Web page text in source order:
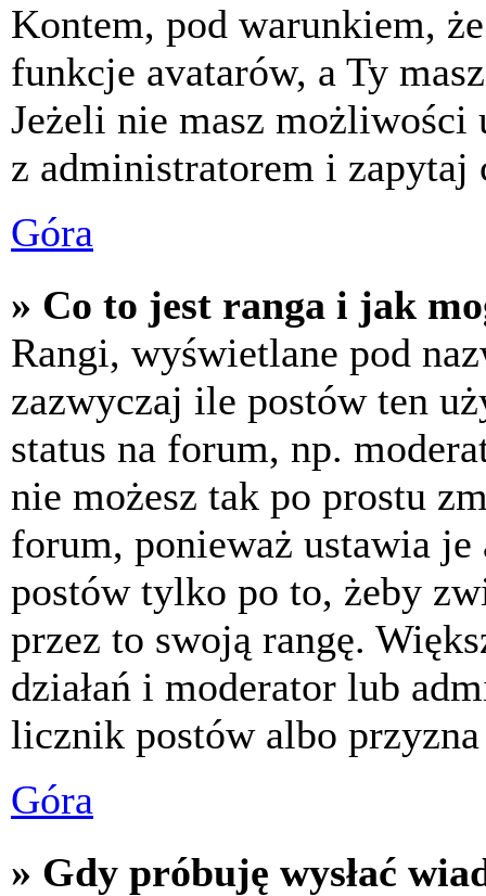
Kontem, pod warunkiem,
funkcje avatarów, a Ty
Jeżeli nie masz możliwości
z administratorem i zapytaj
Góra
» Co to jest ranga i jak
Rangi, wyświetlane pod
zazwyczaj ile postów ten
status na forum, np.
nie możesz tak po prostu
forum, ponieważ ustawia
postów tylko po to, żeby
przez to swoją rangę.
działań i moderator lub
licznik postów albo
Góra
» Gdy próbuję wysłać